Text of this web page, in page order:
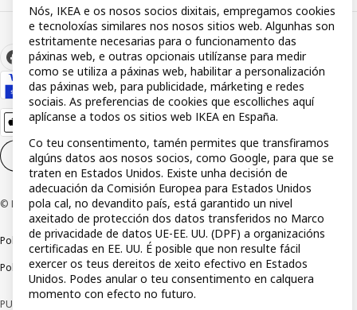
Configuración de cookies GL
© Inter IKEA Systems B.V 1999-2026
Política de privacidade Política de rastros Termos e condicións
Política de divulgación responsable
PUBLICIDADE *Financiamento a través da tarxeta IKEA VISA, emitida pola
Nós, IKEA e os nosos socios dixitais, empregamos cookies
e tecnoloxías similares nos nosos sitios web. Algunhas son
estritamente necesarias para o funcionamento das
páxinas web, e outras opcionais utilízanse para medir
como se utiliza a páxinas web, habilitar a personalización
das páxinas web, para publicidade, márketing e redes
sociais. As preferencias de cookies que escolliches aquí
aplícanse a todos os sitios web IKEA en España.
Co teu consentimento, tamén permites que transfiramos
algúns datos aos nosos socios, como Google, para que se
traten en Estados Unidos. Existe unha decisión de
adecuación da Comisión Europea para Estados Unidos
pola cal, no devandito país, está garantido un nivel
axeitado de protección dos datos transferidos no Marco
de privacidade de datos UE-EE. UU. (DPF) a organizacións
certificadas en EE. UU. É posible que non resulte fácil
exercer os teus dereitos de xeito efectivo en Estados
Unidos. Podes anular o teu consentimento en calquera
momento con efecto no futuro.